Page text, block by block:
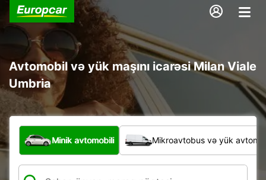
Avtomobil və yük maşını icarəsi Milan Viale
Umbria
Hansı növ nəqliyyat vasitəsi?
Minik avtomobili Mikroavtobus və yük